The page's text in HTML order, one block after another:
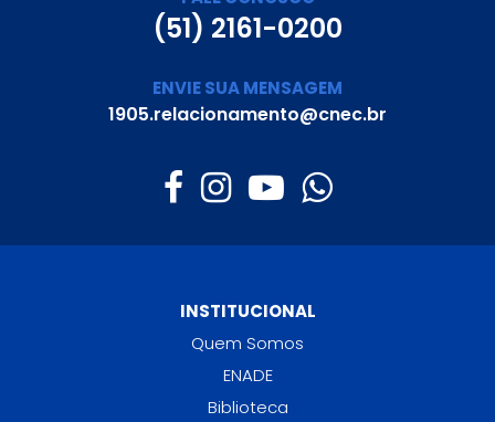
(51) 2161-0200
ENVIE SUA MENSAGEM
1905.relacionamento@cnec.br
INSTITUCIONAL
Quem Somos
ENADE
Biblioteca